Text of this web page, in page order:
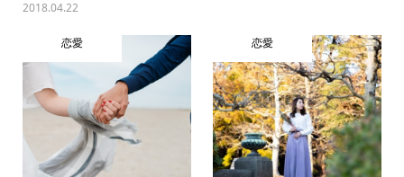
2018.04.22
恋愛 恋愛